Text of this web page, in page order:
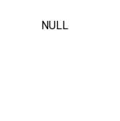
NULL